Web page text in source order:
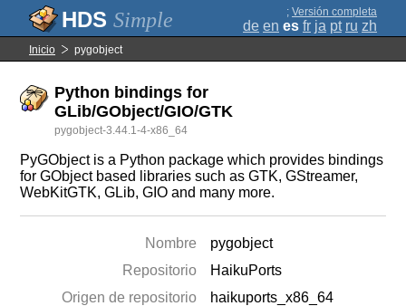
Simple ; Versión completa
de en es fr ja pt ru zh
Inicio pygobject
Python bindings for
GLib/GObject/GIO/GTK
pygobject-3.44.1-4-x86_64
PyGObject is a Python package which provides bindings
for GObject based libraries such as GTK, GStreamer,
WebKitGTK, GLib, GIO and many more.
Nombre
pygobject
Repositorio
HaikuPorts
Origen de repositorio
haikuports_x86_64